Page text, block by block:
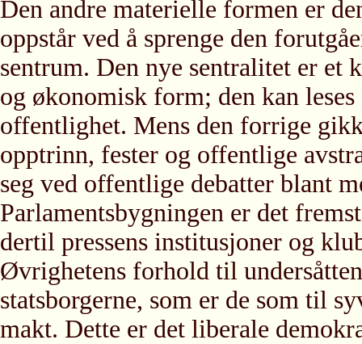
Den andre materielle formen er
oppstår ved å sprenge den
sentrum. Den nye sentralitet er
og økonomisk form; den kan
offentlighet. Mens den forrige
opptrinn, fester og offentlige
seg ved offentlige debatter blant
Parlamentsbygningen er det
dertil pressens institusjoner og
Øvrighetens forhold til
statsborgerne, som er de som til
makt. Dette er det liberale